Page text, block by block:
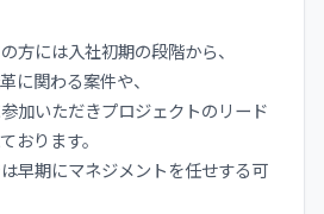
方には入社初期の段階から、
に関わる案件や、
加いただきプロジェクトのリード
おります。
早期にマネジメントを任せする可